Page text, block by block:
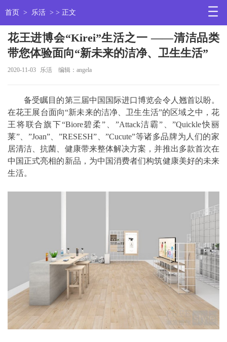
首页 > 乐活 > > 正文
花王进博会“Kirei”生活之一 ——清洁品类
带您体验面向“新未来的洁净、卫生生活”
2020-11-03 乐活 编辑：angela
备受瞩目的第三届中国国际进口博览会令人翘首以盼。
在花王展台面向“新未来的洁净、卫生生活”的区域之中，花
王将联合旗下“Biore碧柔”、”Attack洁霸”、”Quickle快丽
莱”、”Joan”、”RESESH”、”Cucute”等诸多品牌为人们的家
居清洁、抗菌、健康带来整体解决方案，并推出多款首次在
中国正式亮相的新品，为中国消费者们构筑健康美好的未来
生活。